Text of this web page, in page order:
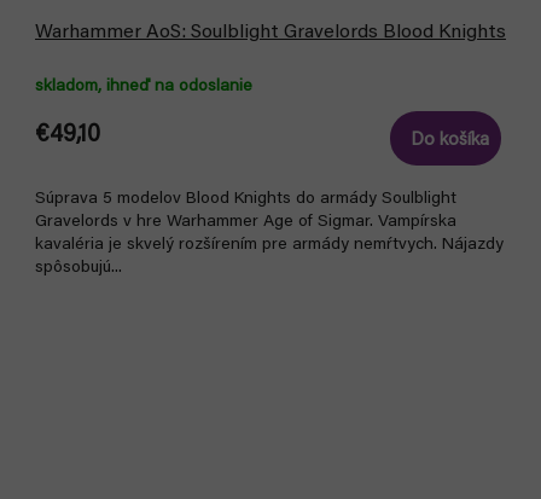
Warhammer AoS: Soulblight Gravelords Blood Knights
skladom, ihneď na odoslanie
€49,10 Do košíka
Súprava 5 modelov Blood Knights do armády Soulblight
Gravelords v hre Warhammer Age of Sigmar. Vampírska
kavaléria je skvelý rozšírením pre armády nemŕtvych. Nájazdy
spôsobujú...